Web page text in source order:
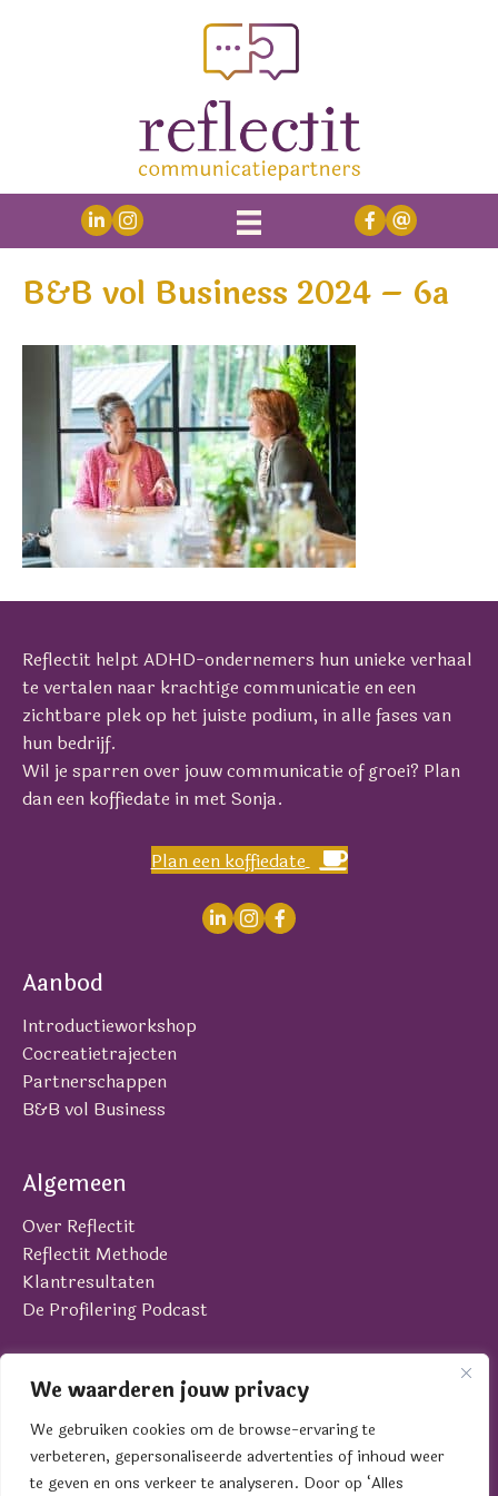
We waarderen jouw privacy
We gebruiken cookies om de browse-ervaring te
verbeteren, gepersonaliseerde advertenties of inhoud weer
te geven en ons verkeer te analyseren. Door op ‘Alles
B&B vol Business 2024 – 6a
Reflectit helpt ADHD-ondernemers hun unieke verhaal
te vertalen naar krachtige communicatie en een
zichtbare plek op het juiste podium, in alle fases van
hun bedrijf.
Wil je sparren over jouw communicatie of groei? Plan
dan een koffiedate in met Sonja.
Plan een koffiedate
Aanbod
Introductieworkshop
Cocreatietrajecten
Partnerschappen
B&B vol Business
Algemeen
Over Reflectit
Reflectit Methode
Klantresultaten
De Profilering Podcast
Contact
Laan van Brabant 22
4701 BK Roosendaal
contact@reflectit.nl